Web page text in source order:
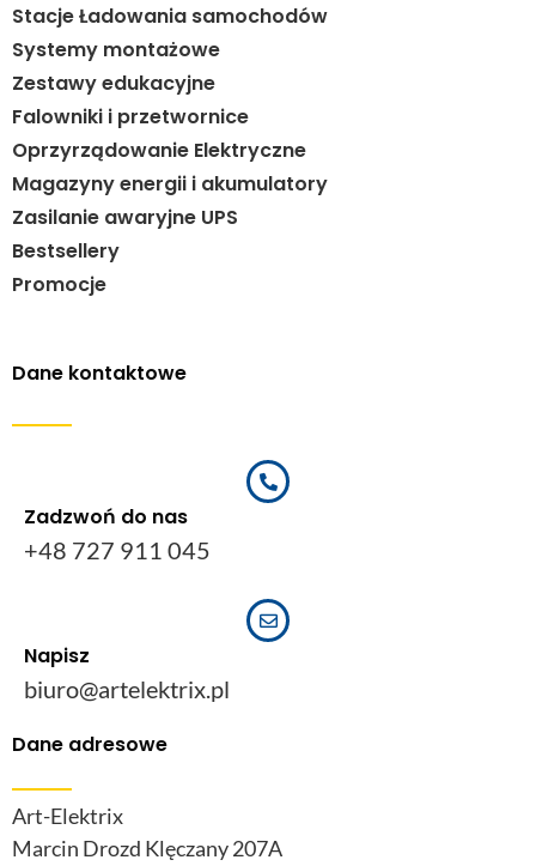
Stacje Ładowania samochodów
Systemy montażowe
Zestawy edukacyjne
Falowniki i przetwornice
Oprzyrządowanie Elektryczne
Magazyny energii i akumulatory
Zasilanie awaryjne UPS
Bestsellery
Promocje
Dane kontaktowe
Zadzwoń do nas
+48 727 911 045
Napisz
biuro@artelektrix.pl
Dane adresowe
Art-Elektrix
Marcin Drozd Klęczany 207A